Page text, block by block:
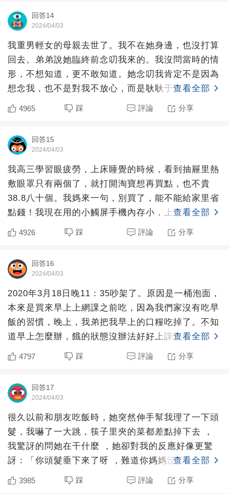
回答14
2024/04/03
我重男輕女的母親去世了。我不在她身邊，也沒打算
回去。弟弟說她臨終前念叨我來的。我沒問當時的情
形，不想知道，更不敢知道。她念叨我肯定不是因為
想念我，也不是對我不放心，而是耿耿于懷我的「不
聽話」，再往深一
查看全部
4965 踩 評論 分享
回答15
2024/04/03
我高三學習眼疲勞，上床睡覺的時候，看到抽屜里熱
敷眼罩只有兩個了，就打開淘寶想再買點，也不貴
38.8八十個。我媽來一句，別買了，能不能給家里省
點錢！我現在用的小觸屏手機內存小，上學期我為在
第一彈里下了兩
查看全部
4926 踩 評論 分享
回答16
2024/04/03
2020年3月18日晚11：35吵架了。原因是一桶泡面，
本來是買來早上上網課之前吃，因為我們家沒有吃早
飯的習慣，晚上，我弟把我早上的口糧吃掉了。不知
道早上怎麼辦，餓的狀態沒辦法好好上課。于是我去
客廳，
查看全部
4797 踩 評論 分享
回答17
2024/04/03
很久以前和朋友吃飯時，她突然伸手幫我理了一下頭
髮，我嚇了一大跳，筷子里夾的菜都差點掉下去 ，
我驚訝的問她在干什麼 ，她卻對我的反應好像更驚
訝：「你頭髮垂下來了呀 ，難道你媽媽沒有在吃飯
的時候幫你理過嗎
查看全部
3985 踩 評論 分享